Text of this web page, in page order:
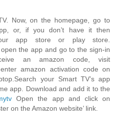
Now, on the homepage, go to
or, if you don’t have it then
app store or play store.
open the app and go to the sign-in
an amazon code, visit
amazon activation code on
your Smart TV’s app
app. Download and add it to the
Open the app and click on
on the Amazon website’ link.